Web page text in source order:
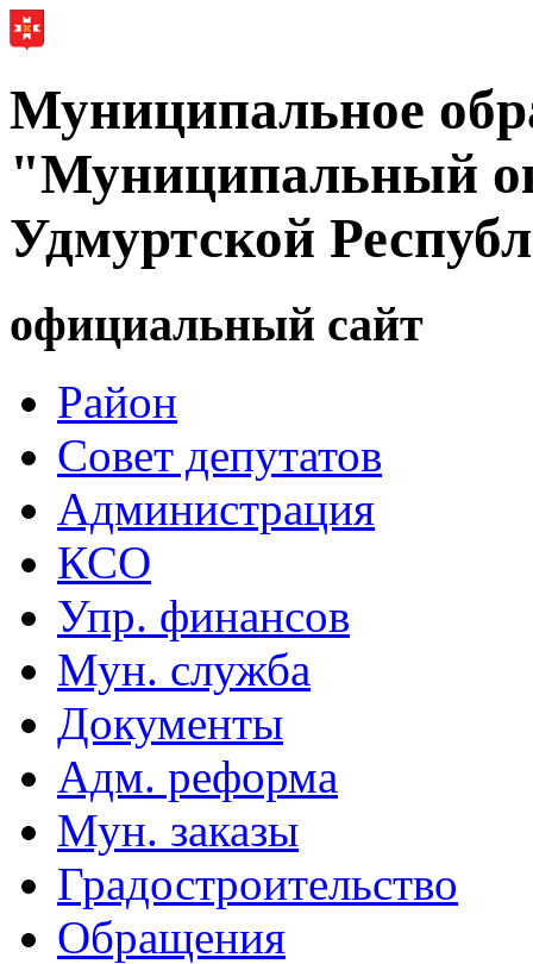
Муниципальное
"Муниципальный
Удмуртской
официальный сайт
Район
Совет депутатов
Администрация
КСО
Упр. финансов
Мун. служба
Документы
Адм. реформа
Мун. заказы
Градостроительство
Обращения